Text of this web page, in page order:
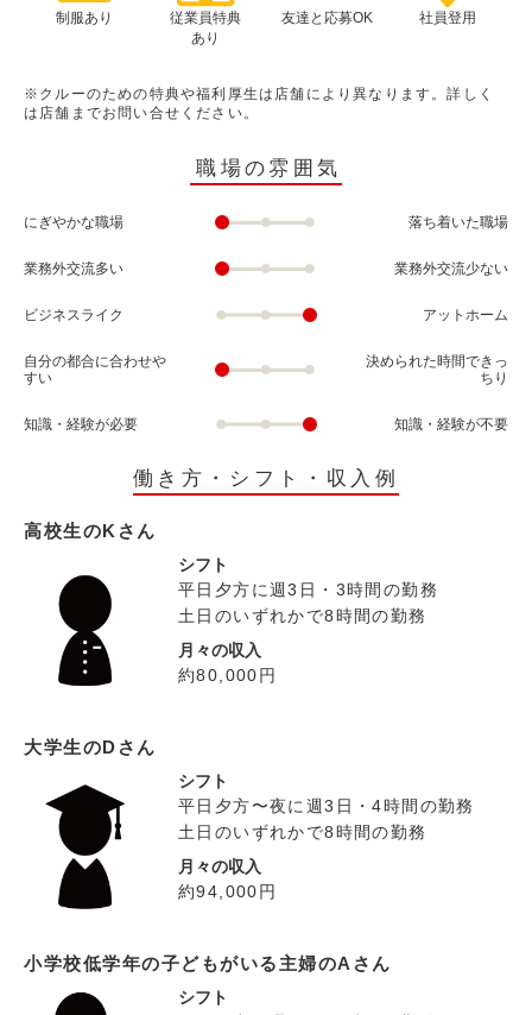
制服あり
従業員特典
あり
友達と応募OK 社員登用
※クルーのための特典や福利厚生は店舗により異なります。詳しく
は店舗までお問い合せください。
職場の雰囲気
にぎやかな職場 落ち着いた職場
業務外交流多い 業務外交流少ない
ビジネスライク アットホーム
自分の都合に合わせや
すい
決められた時間できっ
ちり
知識・経験が必要 知識・経験が不要
働き方・シフト・収入例
高校生のKさん
シフト
平日夕方に週3日・3時間の勤務
土日のいずれかで8時間の勤務
月々の収入
約80,000円
大学生のDさん
シフト
平日夕方〜夜に週3日・4時間の勤務
土日のいずれかで8時間の勤務
月々の収入
約94,000円
小学校低学年の子どもがいる主婦のAさん
シフト